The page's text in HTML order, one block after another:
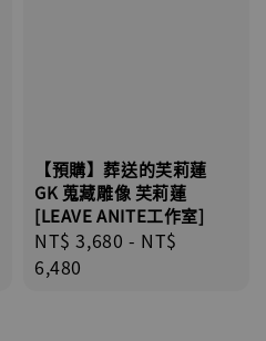
【預購】葬送的芙莉蓮
GK 蒐藏雕像 芙莉蓮
[LEAVE ANITE工作室]
Regular
price
NT$ 3,680 - NT$
6,480